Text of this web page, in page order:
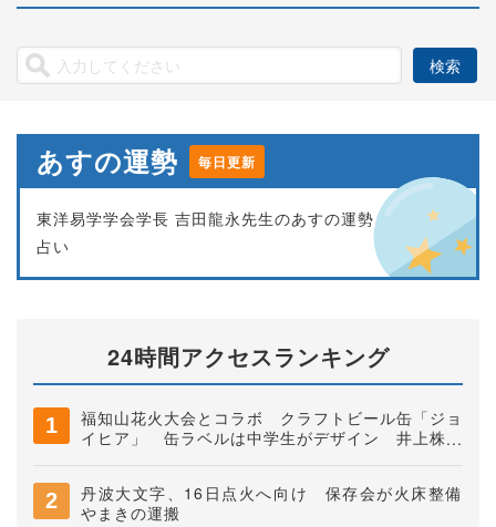
あすの運勢 毎日更新
東洋易学学会学長 吉田龍永先生のあすの運勢
占い
24時間アクセスランキング
福知山花火大会とコラボ クラフトビール缶「ジョ
イヒア」 缶ラベルは中学生がデザイン 井上株式
丹波大文字、16日点火へ向け 保存会が火床整備
やまきの運搬